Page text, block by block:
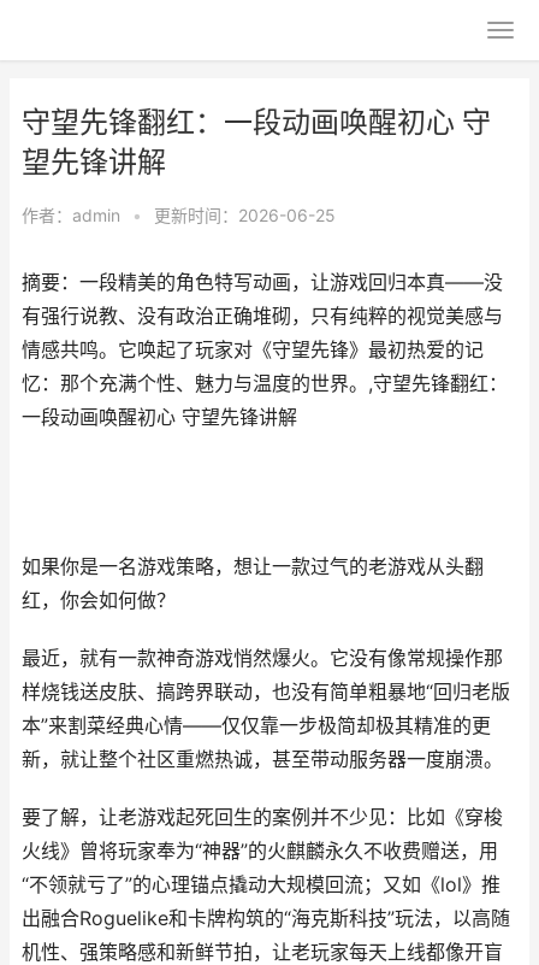
守望先锋翻红：一段动画唤醒初心 守
望先锋讲解
作者： admin • 更新时间：2026-06-25
摘要：一段精美的角色特写动画，让游戏回归本真——没
有强行说教、没有政治正确堆砌，只有纯粹的视觉美感与
情感共鸣。它唤起了玩家对《守望先锋》最初热爱的记
忆：那个充满个性、魅力与温度的世界。,守望先锋翻红：
一段动画唤醒初心 守望先锋讲解
如果你是一名游戏策略，想让一款过气的老游戏从头翻
红，你会如何做？
最近，就有一款神奇游戏悄然爆火。它没有像常规操作那
样烧钱送皮肤、搞跨界联动，也没有简单粗暴地“回归老版
本”来割菜经典心情——仅仅靠一步极简却极其精准的更
新，就让整个社区重燃热诚，甚至带动服务器一度崩溃。
要了解，让老游戏起死回生的案例并不少见：比如《穿梭
火线》曾将玩家奉为“神器”的火麒麟永久不收费赠送，用
“不领就亏了”的心理锚点撬动大规模回流；又如《lol》推
出融合Roguelike和卡牌构筑的“海克斯科技”玩法，以高随
机性、强策略感和新鲜节拍，让老玩家每天上线都像开盲